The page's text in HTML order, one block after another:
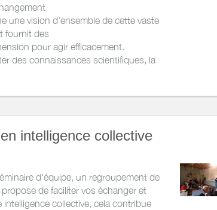
une vision d’ensemble de cette vaste
fournit des
pour agir efficacement.
des connaissances scientifiques, la
développe
intelligence collective
d'équipe, un regroupement de
de faciliter vos échanger et
intelligence collective, cela contribue